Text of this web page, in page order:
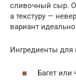
сливочный сыр.
а текстуру —
вариант
Ингредиенты для
Багет или